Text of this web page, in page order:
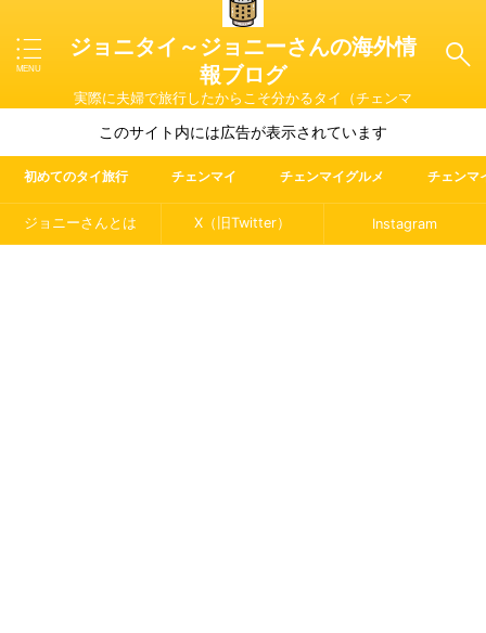
ジョニタイ～ジョニーさんの海外情
報ブログ
実際に夫婦で旅行したからこそ分かるタイ（チェンマ
イ）やマレーシア・ラオス・イタリアの魅力を紹介
このサイト内には広告が表示されています
初めてのタイ旅行 チェンマイ チェンマイグルメ チェンマ
ジョニーさんとは X（旧Twitter） Instagram